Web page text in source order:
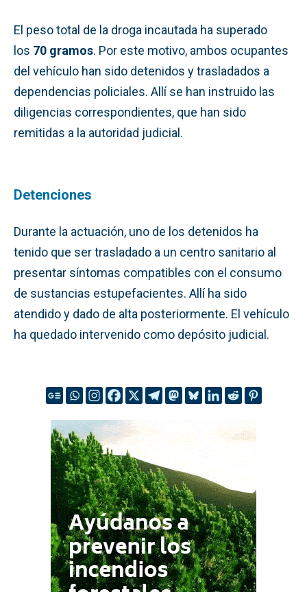
El peso total de la droga incautada ha superado
los 70 gramos. Por este motivo, ambos ocupantes
del vehículo han sido detenidos y trasladados a
dependencias policiales. Allí se han instruido las
diligencias correspondientes, que han sido
remitidas a la autoridad judicial.
Detenciones
Durante la actuación, uno de los detenidos ha
tenido que ser trasladado a un centro sanitario al
presentar síntomas compatibles con el consumo
de sustancias estupefacientes. Allí ha sido
atendido y dado de alta posteriormente. El vehículo
ha quedado intervenido como depósito judicial.